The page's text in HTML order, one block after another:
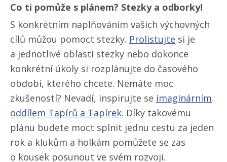
Co ti pomůže s plánem? Stezky a odborky!
S konkrétním naplňováním vašich výchovných
cílů můžou pomoct stezky. Prolistujte si je
a jednotlivé oblasti stezky nebo dokonce
konkrétní úkoly si rozplánujte do časového
období, kterého chcete. Nemáte moc
zkušeností? Nevadí, inspirujte se imaginárním
oddílem Tapírů a Tapírek. Díky takovému
plánu budete moct splnit jednu cestu za jeden
rok a klukům a holkám pomůžete se zas
o kousek posunout ve svém rozvoji.